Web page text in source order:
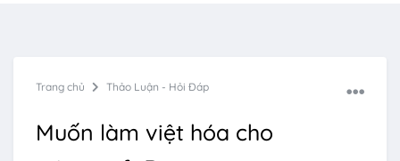
Trang chủ Thảo Luận - Hỏi Đáp
Muốn làm việt hóa cho